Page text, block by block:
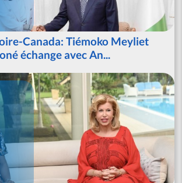
Canada: Tiémoko Meyliet
échange avec An...